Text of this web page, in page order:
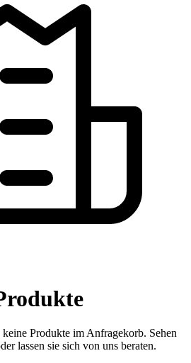
Produkte im Anfragekorb. Sehen
lassen sie sich von uns beraten.